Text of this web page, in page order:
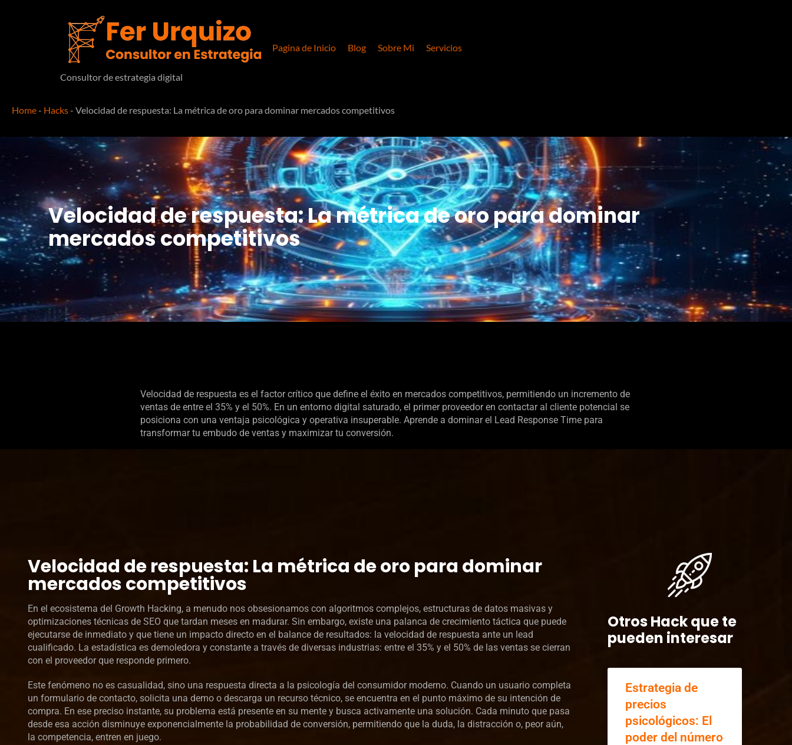
Consultor de estrategia digital
Pagina de Inicio Blog Sobre Mi Servicios
Home- Hacks- Velocidad de respuesta: La métrica de oro para dominar mercados competitivos
Velocidad de respuesta: La métrica de oro para dominar
mercados competitivos
Velocidad de respuesta es el factor crítico que define el éxito en mercados competitivos, permitiendo un incremento de
ventas de entre el 35% y el 50%. En un entorno digital saturado, el primer proveedor en contactar al cliente potencial se
posiciona con una ventaja psicológica y operativa insuperable. Aprende a dominar el Lead Response Time para
transformar tu embudo de ventas y maximizar tu conversión.
Velocidad de respuesta: La métrica de oro para dominar
mercados competitivos
En el ecosistema del Growth Hacking, a menudo nos obsesionamos con algoritmos complejos, estructuras de datos masivas y
optimizaciones técnicas de SEO que tardan meses en madurar. Sin embargo, existe una palanca de crecimiento táctica que puede
ejecutarse de inmediato y que tiene un impacto directo en el balance de resultados: la velocidad de respuesta ante un lead
cualificado. La estadística es demoledora y constante a través de diversas industrias: entre el 35% y el 50% de las ventas se cierran
con el proveedor que responde primero.
Este fenómeno no es casualidad, sino una respuesta directa a la psicología del consumidor moderno. Cuando un usuario completa
un formulario de contacto, solicita una demo o descarga un recurso técnico, se encuentra en el punto máximo de su intención de
compra. En ese preciso instante, su problema está presente en su mente y busca activamente una solución. Cada minuto que pasa
desde esa acción disminuye exponencialmente la probabilidad de conversión, permitiendo que la duda, la distracción o, peor aún,
la competencia, entren en juego.
Otros Hack que te
pueden interesar
Estrategia de
precios
psicológicos: El
poder del número